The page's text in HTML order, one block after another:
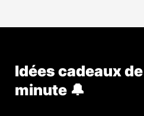
Idées cadeaux
minute 🔔